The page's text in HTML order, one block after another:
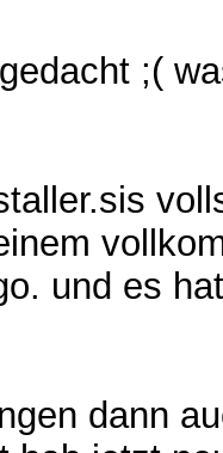
;(
und es
dann